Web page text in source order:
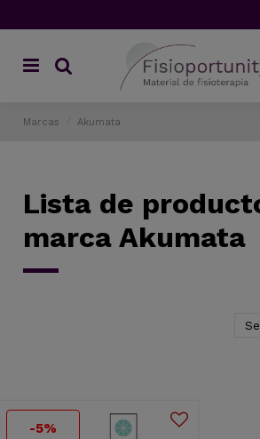
Marcas Akumata
Lista de
marca Akumata
-5%